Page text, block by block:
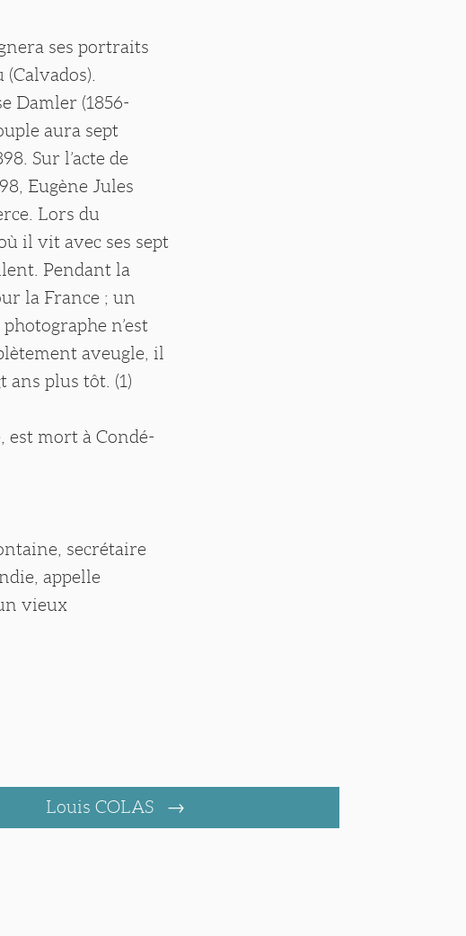
ses portraits
Damler (1856-
aura sept
Sur l’acte de
Eugène Jules
Lors du
il vit avec ses sept
Pendant la
la France ; un
n’est
aveugle, il
ans plus tôt. (1)
est mort à Condé-
secrétaire
appelle
vieux
Louis COLAS